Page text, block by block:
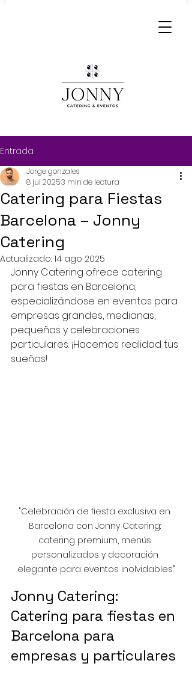
Entrada
Catering para Fiestas
Barcelona – Jonny
Catering
Jorge gonzales
8 jul 20253 min de lectura
Actualizado: 14 ago 2025
Jonny Catering ofrece catering
para fiestas en Barcelona,
especializándose en eventos para
empresas grandes, medianas,
pequeñas y celebraciones
particulares. ¡Hacemos realidad tus
sueños!
"Celebración de fiesta exclusiva en
Barcelona con Jonny Catering:
catering premium, menús
personalizados y decoración
elegante para eventos inolvidables."
Jonny Catering:
Catering para fiestas en
Barcelona para
empresas y particulares